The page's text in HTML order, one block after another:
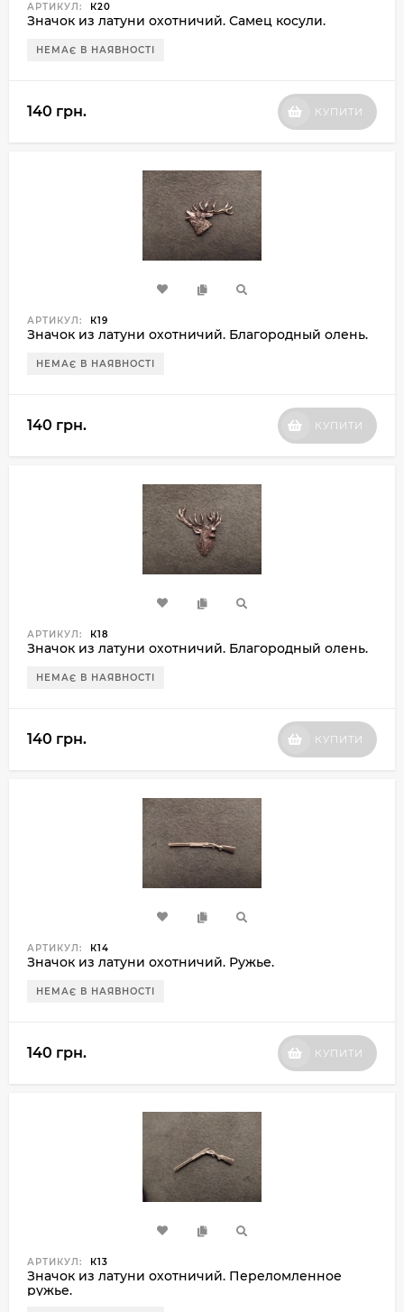
АРТИКУЛ: К20
Значок из латуни охотничий. Самец косули.
НЕМАЄ В НАЯВНОСТІ
140 грн. КУПИТИ
АРТИКУЛ: К19
Значок из латуни охотничий. Благородный олень.
НЕМАЄ В НАЯВНОСТІ
140 грн. КУПИТИ
АРТИКУЛ: К18
Значок из латуни охотничий. Благородный олень.
НЕМАЄ В НАЯВНОСТІ
140 грн. КУПИТИ
АРТИКУЛ: К14
Значок из латуни охотничий. Ружье.
НЕМАЄ В НАЯВНОСТІ
140 грн. КУПИТИ
АРТИКУЛ: К13
Значок из латуни охотничий. Переломленное
ружье.